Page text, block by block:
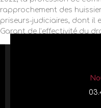
rapprochement des
priseurs-judiciaires, dont il
Garant de l’effectivité du